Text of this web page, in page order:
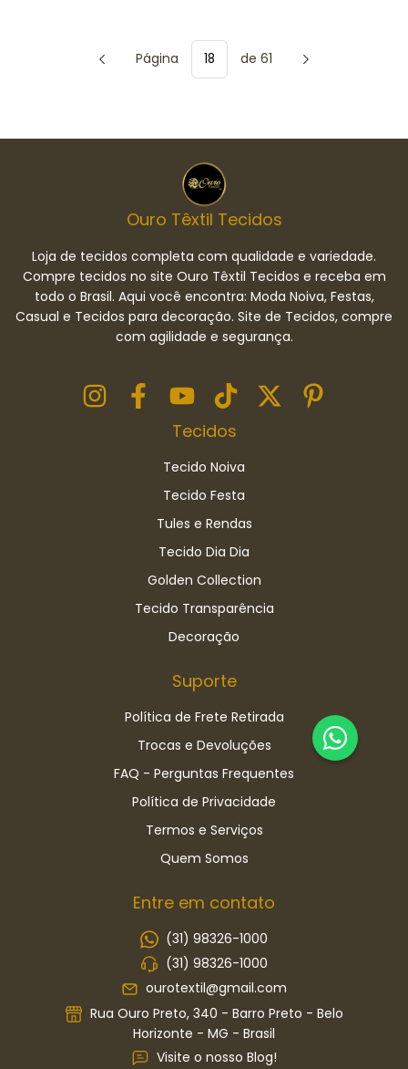
Página de 61
Ouro Têxtil Tecidos
Loja de tecidos completa com qualidade e variedade.
Compre tecidos no site Ouro Têxtil Tecidos e receba em
todo o Brasil. Aqui você encontra: Moda Noiva, Festas,
Casual e Tecidos para decoração. Site de Tecidos, compre
com agilidade e segurança.
Tecidos
Tecido Noiva
Tecido Festa
Tules e Rendas
Tecido Dia Dia
Golden Collection
Tecido Transparência
Decoração
Suporte
Política de Frete Retirada
Trocas e Devoluções
FAQ - Perguntas Frequentes
Política de Privacidade
Termos e Serviços
Quem Somos
Entre em contato
(31) 98326-1000
(31) 98326-1000
ourotextil@gmail.com
Rua Ouro Preto, 340 - Barro Preto - Belo
Horizonte - MG - Brasil
Visite o nosso Blog!